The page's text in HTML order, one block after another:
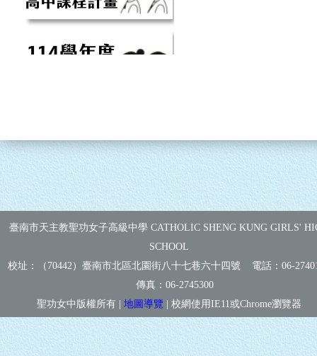
臺南市天主教聖功女子高級中學 CATHOLIC SHENG KUNG GIRLS'
SCHOOL
校址：（70442）臺南市北區北園街八十七巷六十四號 電話：06-
傳真： 06-2745300
聖功女中版權所有 | 地圖導覽 | 校網使用IE11或Chrome瀏覽器